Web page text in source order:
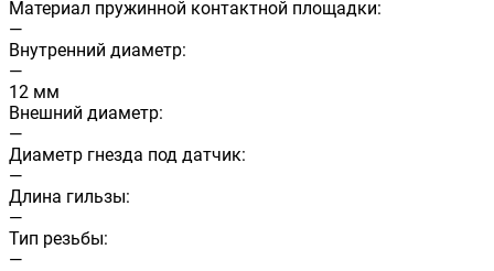
Материал пружинной контактной площадки:
—
Внутренний диаметр:
—
12 мм
Внешний диаметр:
—
Диаметр гнезда под датчик:
—
Длина гильзы:
—
Тип резьбы:
—